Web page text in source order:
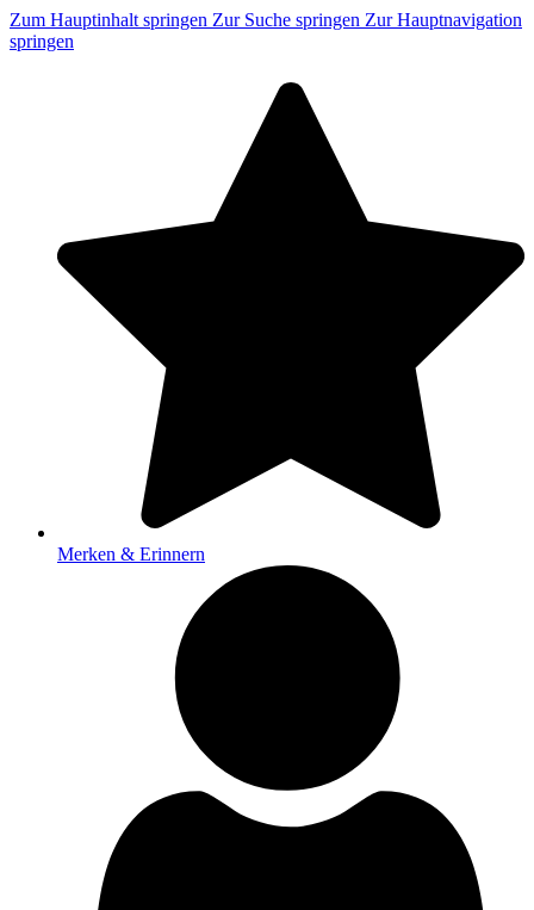
Zum Hauptinhalt springen Zur Suche springen Zur Hauptnavigation
springen
Merken & Erinnern